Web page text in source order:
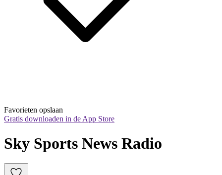
Favorieten opslaan
Gratis downloaden in de App Store
Sky Sports News Radio